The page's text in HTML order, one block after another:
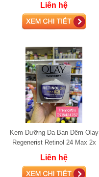
Liên hệ
Kem Dưỡng Da Ban Đêm Olay
Regenerist Retinol 24 Max 2x
Liên hệ